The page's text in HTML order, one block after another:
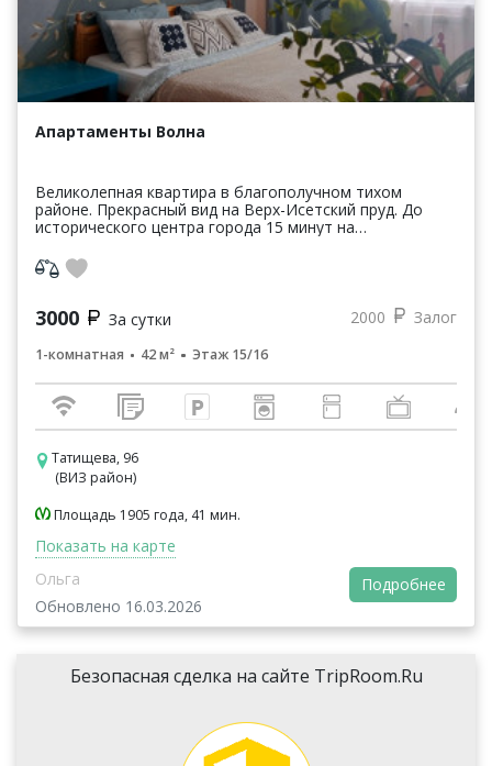
Апартаменты Волна
Великолепная квартира в благополучном тихом
районе. Прекрасный вид на Верх-Исетский пруд. До
исторического центра города 15 минут на
Магнит, Пяте...
3000 За сутки 2000 Залог
1-комнатная 42 м² Этаж 15/16
Татищева, 96
(ВИЗ район)
Площадь 1905 года, 41 мин.
Показать на карте
Ольга
Обновлено 16.03.2026
Подробнее
Безопасная сделка на сайте TripRoom.Ru